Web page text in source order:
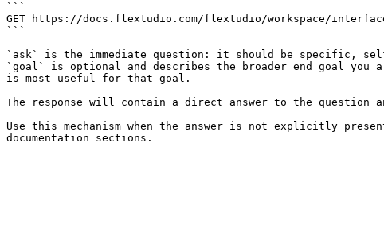
```
GET https://docs.flextudio.com/flextudio/workspace/interface/
```
`ask` is the immediate question: it should be specific,
`goal` is optional and describes the broader end goal
is most useful for that goal.
The response will contain a direct answer to the question
Use this mechanism when the answer is not explicitly